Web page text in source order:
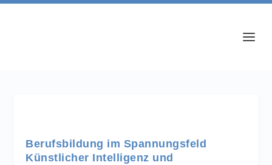
Berufsbildung im Spannungsfeld
Künstlicher Intelligenz und